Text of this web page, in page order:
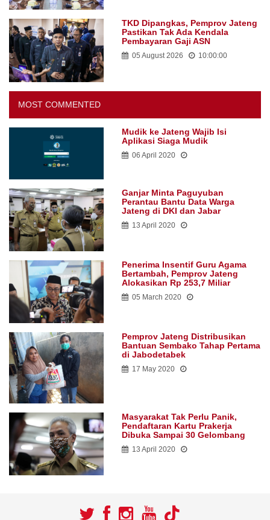
TKD Dipangkas, Pemprov Jateng
Pastikan Tak Ada Kendala
Pembayaran Gaji ASN
05 August 2026 10:00:00
MOST COMMENTED
Mudik ke Jateng Wajib Isi
Aplikasi Siaga Mudik
06 April 2020
Ganjar Minta Paguyuban
Perantau Bantu Data Warga
Jateng di DKI dan Jabar
13 April 2020
Penerima Insentif Guru Agama
Bertambah, Pemprov Jateng
Alokasikan Rp 253,7 Miliar
05 March 2020
Pemprov Jateng Distribusikan
Bantuan Sembako Tahap Pertama
di Jabodetabek
17 May 2020
Masyarakat Tak Perlu Panik,
Pendaftaran Kartu Prakerja
Dibuka Sampai 30 Gelombang
13 April 2020